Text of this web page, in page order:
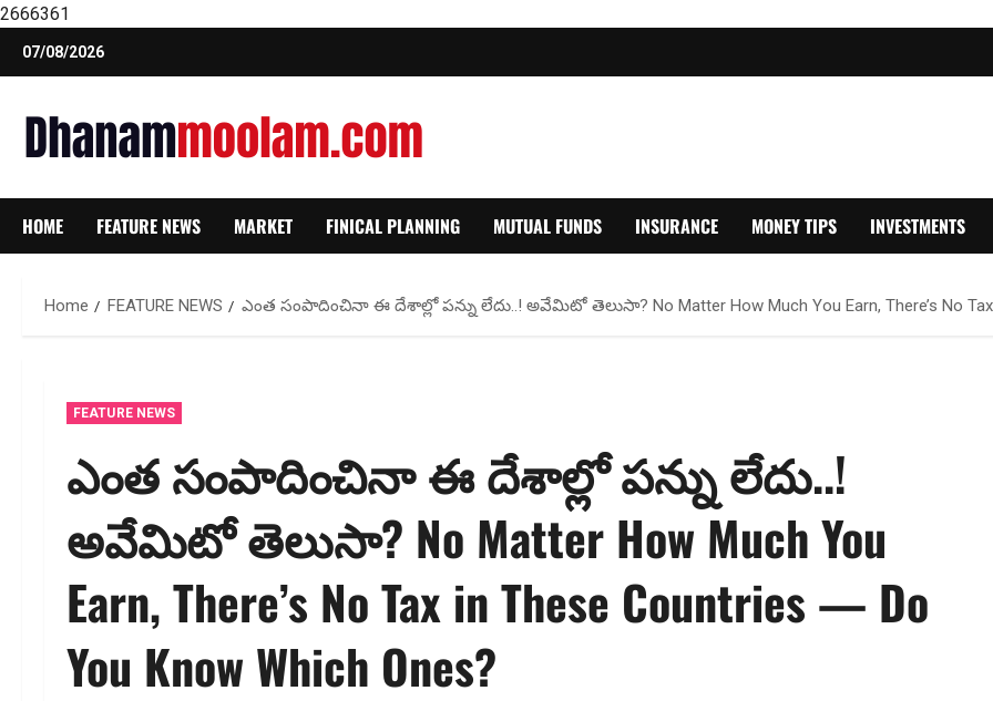
2666361
Skip
07/08/2026
HOME FEATURE NEWS MARKET FINICAL PLANNING MUTUAL FUNDS INSURANCE MONEY TIPS INVESTMENTS
Home FEATURE NEWS ఎంత సంపాదించినా ఈ దేశాల్లో పన్ను లేదు..! అవేమిటో తెలుసా? No Matter How Much You Earn, There’s No Tax
FEATURE NEWS
ఎంత సంపాదించినా ఈ దేశాల్లో పన్ను లేదు..!
అవేమిటో తెలుసా? No Matter How Much You
Earn, There’s No Tax in These Countries — Do
You Know Which Ones?